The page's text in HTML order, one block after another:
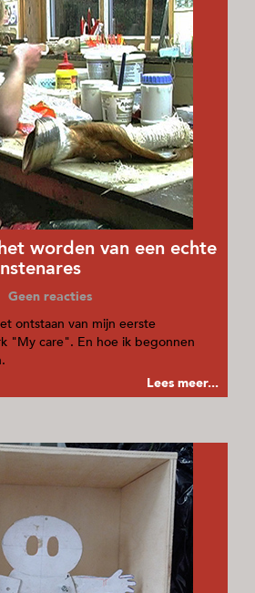
worden van een echte
reacties
ontstaan van mijn eerste
"My care". En hoe ik begonnen
Lees meer...